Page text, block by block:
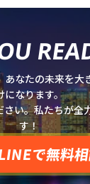
なたの未来を大
になります。
い。私たちが全
す！
で無料